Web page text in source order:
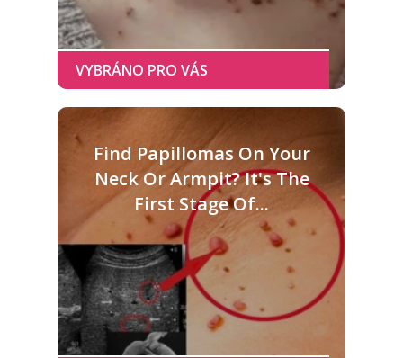
Find Papillomas On Your
Neck Or Armpit? It's The
First Stage Of...